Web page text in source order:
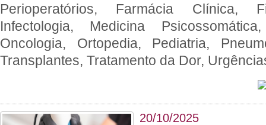
Perioperatórios, Farmácia Clínica,
Infectologia, Medicina
Oncologia, Ortopedia, Pediatria,
Transplantes, Tratamento da Dor,
20/10/2025